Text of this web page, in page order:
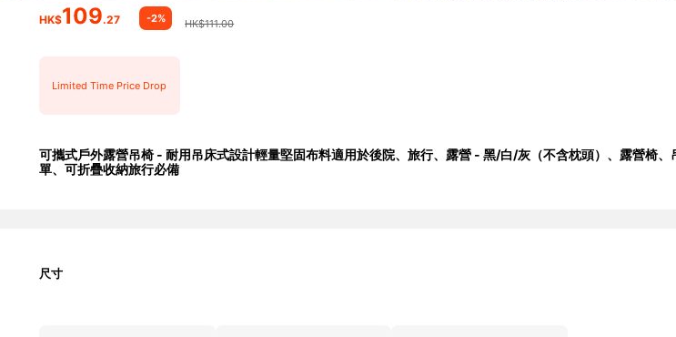
HK$109.27 -2%
HK$111.00
Limited Time Price Drop
可攜式戶外露營吊椅 - 耐用吊床式設計輕量堅固布料適用於後院、旅行、露營 - 黑/白/灰（不含枕頭）、露營椅
單、可折疊收納旅行必備
尺寸